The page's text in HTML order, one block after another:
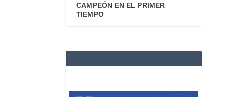
CAMPEÓN EN EL PRIMER
TIEMPO